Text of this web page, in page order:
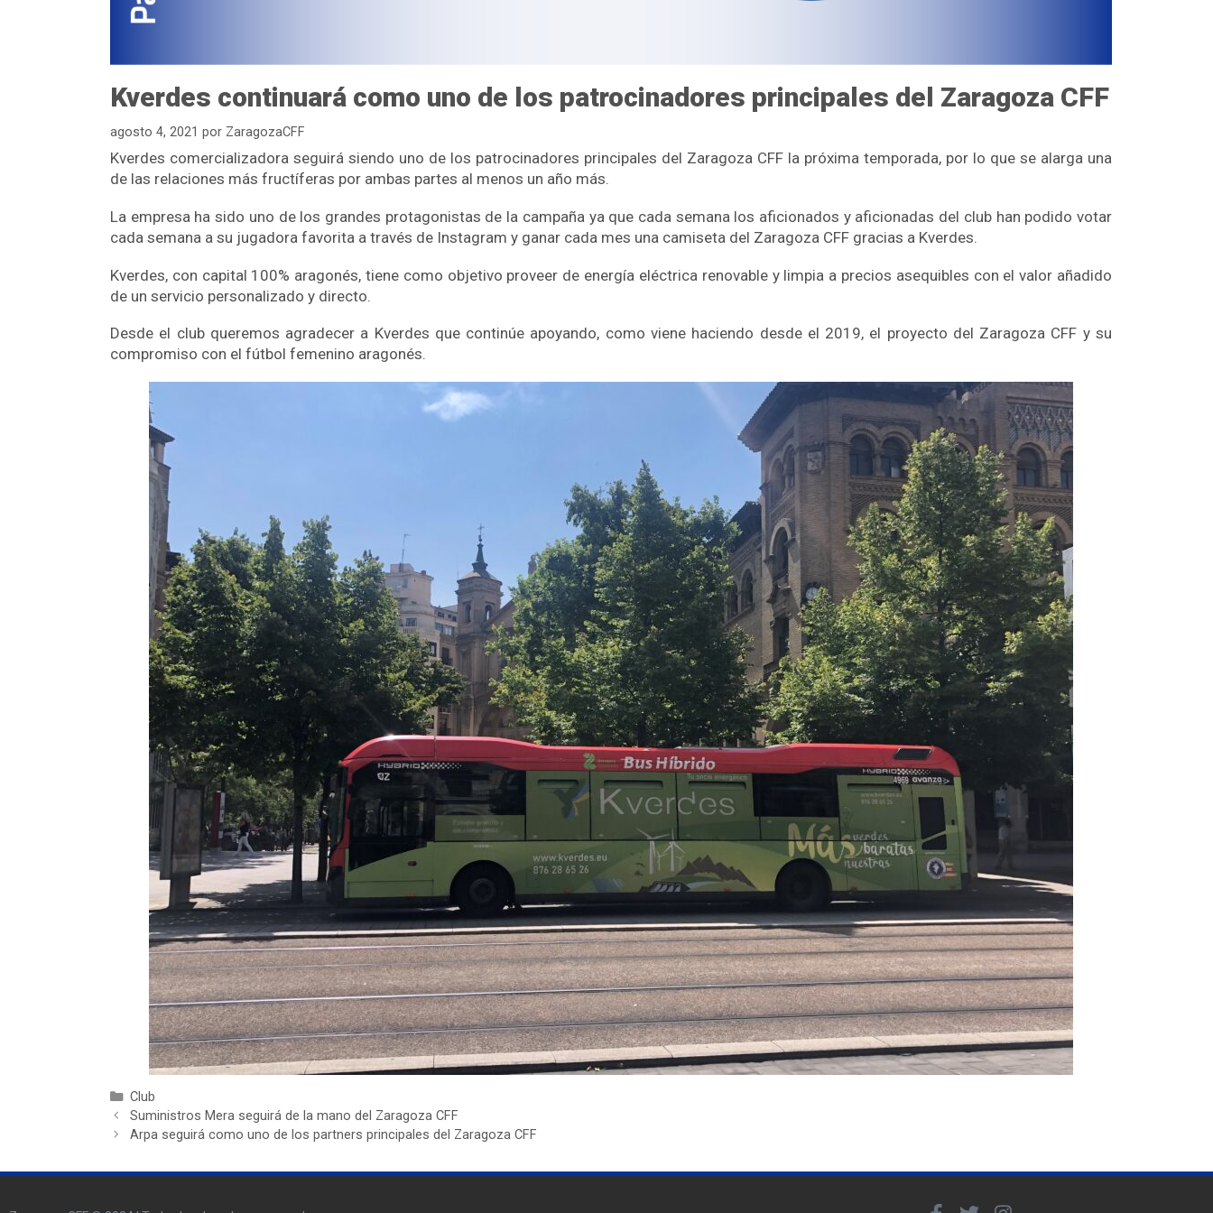
Kverdes continuará como uno de los patrocinadores principales del Zaragoza CFF
agosto 4, 2021 por ZaragozaCFF
Kverdes comercializadora seguirá siendo uno de los patrocinadores principales del Zaragoza CFF la próxima temporada, por lo que se alarga una
de las relaciones más fructíferas por ambas partes al menos un año más.
La empresa ha sido uno de los grandes protagonistas de la campaña ya que cada semana los aficionados y aficionadas del club han podido votar
cada semana a su jugadora favorita a través de Instagram y ganar cada mes una camiseta del Zaragoza CFF gracias a Kverdes.
Kverdes, con capital 100% aragonés, tiene como objetivo proveer de energía eléctrica renovable y limpia a precios asequibles con el valor añadido
de un servicio personalizado y directo.
Desde el club queremos agradecer a Kverdes que continúe apoyando, como viene haciendo desde el 2019, el proyecto del Zaragoza CFF y su
compromiso con el fútbol femenino aragonés.
Club
Suministros Mera seguirá de la mano del Zaragoza CFF
Arpa seguirá como uno de los partners principales del Zaragoza CFF